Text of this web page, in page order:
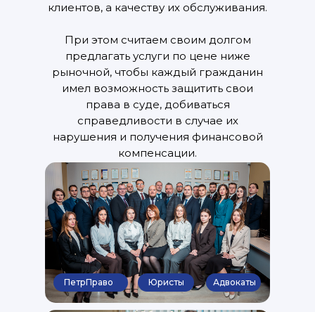
ПетрПраво Юристы Адвокаты
клиентов, а качеству их обслуживания.
При этом считаем своим долгом
предлагать услуги по цене ниже
рыночной, чтобы каждый гражданин
имел возможность защитить свои
права в суде, добиваться
справедливости в случае их
нарушения и получения финансовой
компенсации.